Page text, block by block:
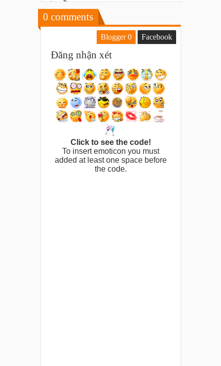
0 comments
Blogger0 Facebook
Đăng nhận xét
Click to see the code!
To insert emoticon you must
added at least one space before
the code.